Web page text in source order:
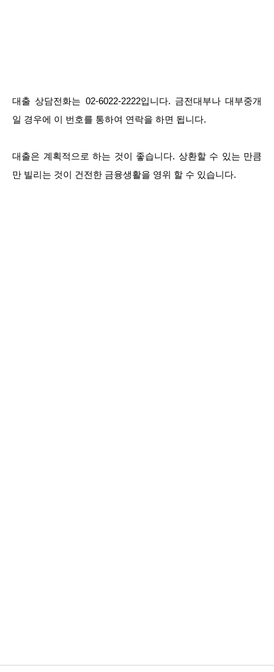
대출 상담전화는 02-6022-2222입니다. 금전대부나 대부중개
일 경우에 이 번호를 통하여 연락을 하면 됩니다.
대출은 계획적으로 하는 것이 좋습니다. 상환할 수 있는 만큼
만 빌리는 것이 건전한 금융생활을 영위 할 수 있습니다.